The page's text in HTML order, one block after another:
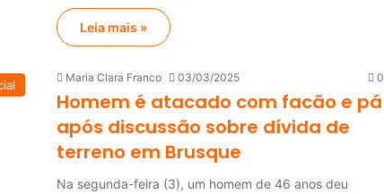
Leia mais »
Maria Clara Franco 03/03/2025 0
Homem é atacado com facão e pá
após discussão sobre dívida de
terreno em Brusque
Na segunda-feira (3), um homem de 46 anos deu